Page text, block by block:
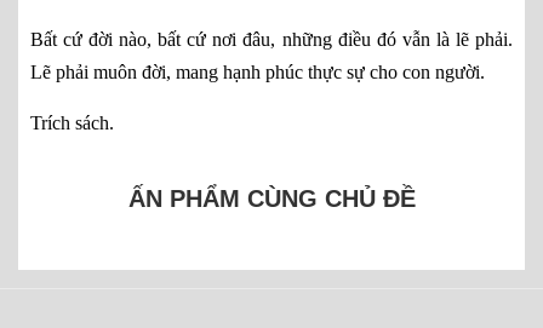
Bất cứ đời nào, bất cứ nơi đâu, những điều đó vẫn là lẽ phải.
Lẽ phải muôn đời, mang hạnh phúc thực sự cho con người.
Trích sách.
ẤN PHẨM CÙNG CHỦ ĐỀ